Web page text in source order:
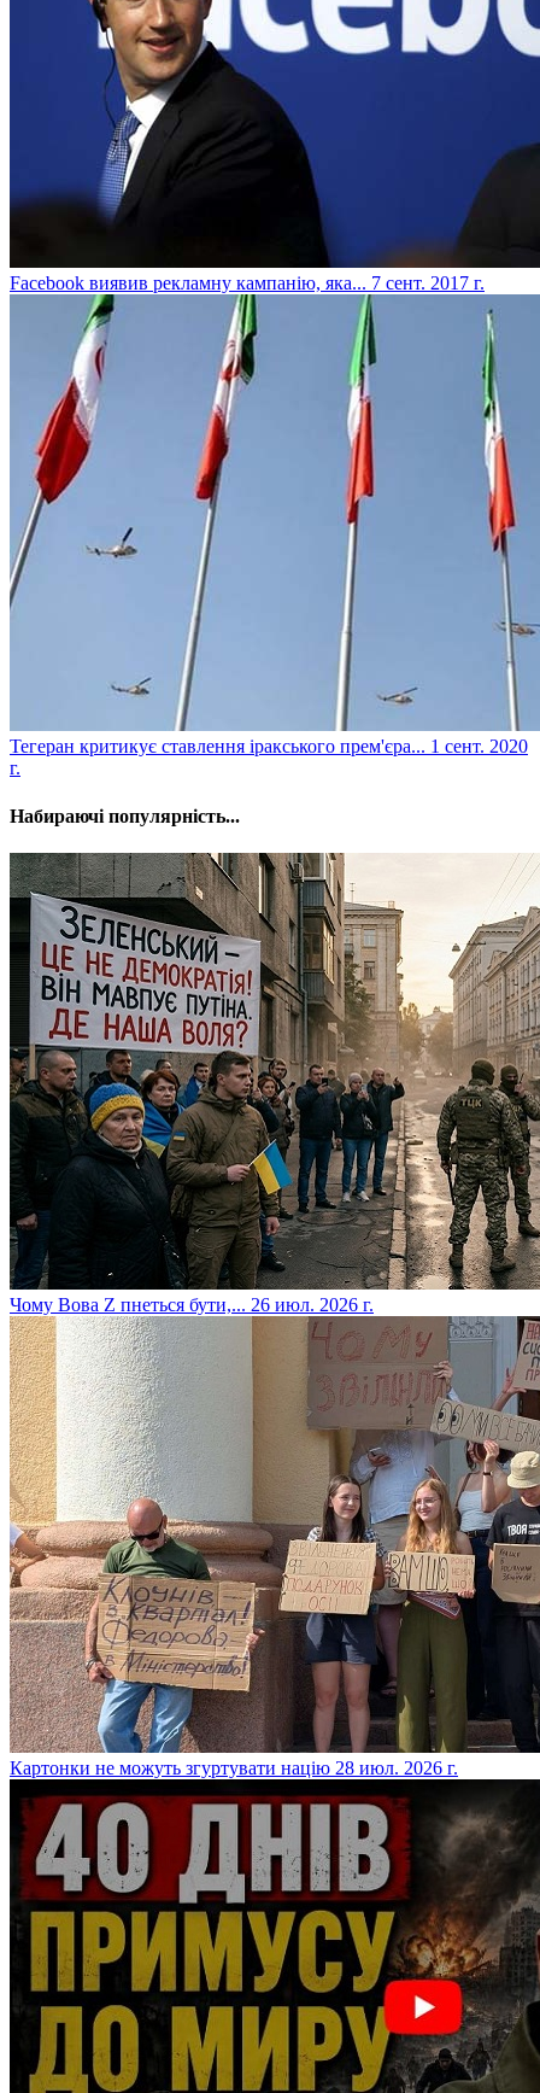
​Facebook виявив рекламну кампанію, яка... 7 сент. 2017 г.
Тегеран критикує ставлення іракського прем'єра... 1 сент. 2020
г.
Набираючі популярність...
​Чому Вова Z пнеться бути,... 26 июл. 2026 г.
​Картонки не можуть згуртувати націю 28 июл. 2026 г.